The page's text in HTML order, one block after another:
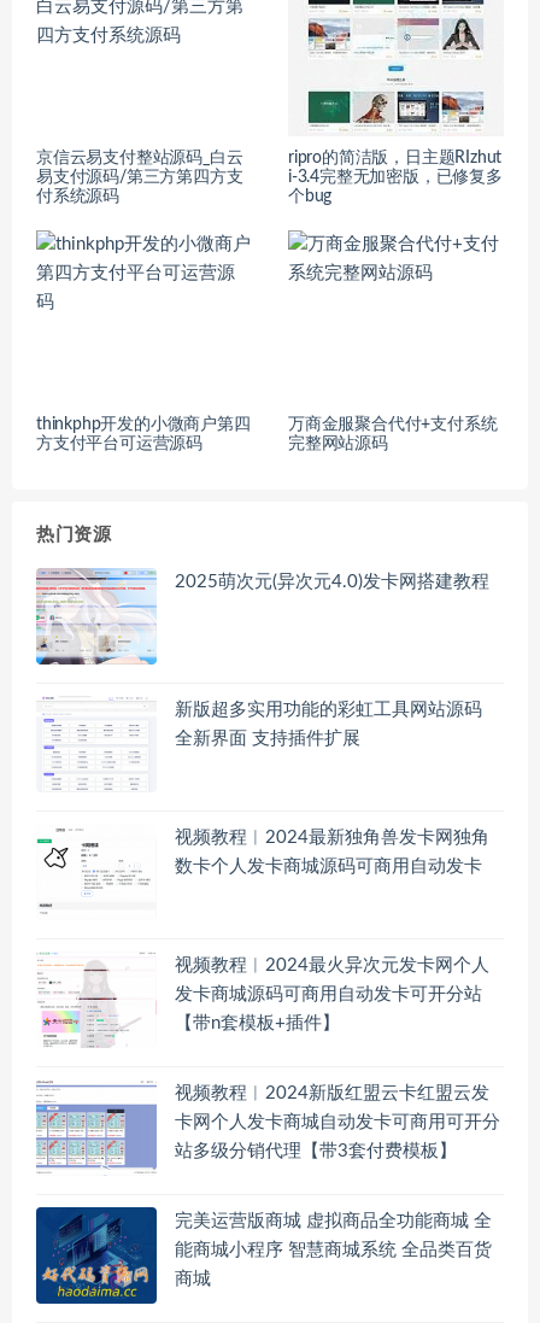
京信云易支付整站源码_白云
易支付源码/第三方第四方支
付系统源码
ripro的简洁版，日主题RIzhut
i-3.4完整无加密版，已修复多
个bug
thinkphp开发的小微商户第四
方支付平台可运营源码
万商金服聚合代付+支付系统
完整网站源码
热门资源
2025萌次元(异次元4.0)发卡网搭建教程
新版超多实用功能的彩虹工具网站源码
全新界面 支持插件扩展
视频教程︱2024最新独角兽发卡网独角
数卡个人发卡商城源码可商用自动发卡
视频教程︱2024最火异次元发卡网个人
发卡商城源码可商用自动发卡可开分站
【带n套模板+插件】
视频教程︱2024新版红盟云卡红盟云发
卡网个人发卡商城自动发卡可商用可开分
站多级分销代理【带3套付费模板】
完美运营版商城 虚拟商品全功能商城 全
能商城小程序 智慧商城系统 全品类百货
商城